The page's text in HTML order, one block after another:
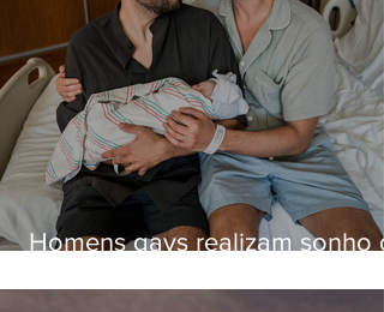
Homens gays realizam sonho
paternidade